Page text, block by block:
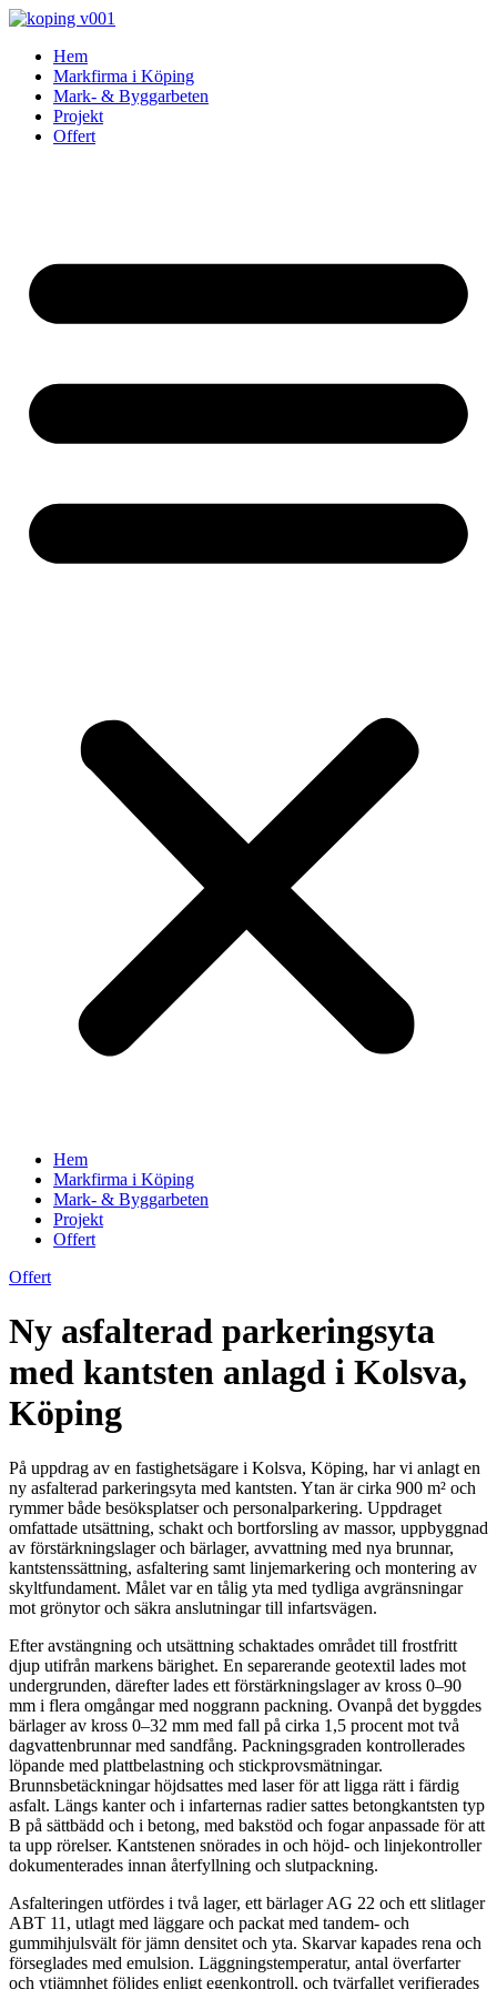
Skip
contentHem
Markfirma i Köping
Mark- & Byggarbeten
Projekt
Offert
Hem
Markfirma i Köping
Mark- & Byggarbeten
Projekt
Offert
Offert
Ny asfalterad parkeringsyta
med kantsten anlagd i Kolsva,
Köping
På uppdrag av en fastighetsägare i Kolsva, Köping, har vi anlagt en
ny asfalterad parkeringsyta med kantsten. Ytan är cirka 900 m² och
rymmer både besöksplatser och personalparkering. Uppdraget
omfattade utsättning, schakt och bortforsling av massor, uppbyggnad
av förstärkningslager och bärlager, avvattning med nya brunnar,
kantstenssättning, asfaltering samt linjemarkering och montering av
skyltfundament. Målet var en tålig yta med tydliga avgränsningar
mot grönytor och säkra anslutningar till infartsvägen.
Efter avstängning och utsättning schaktades området till frostfritt
djup utifrån markens bärighet. En separerande geotextil lades mot
undergrunden, därefter lades ett förstärkningslager av kross 0–90
mm i flera omgångar med noggrann packning. Ovanpå det byggdes
bärlager av kross 0–32 mm med fall på cirka 1,5 procent mot två
dagvattenbrunnar med sandfång. Packningsgraden kontrollerades
löpande med plattbelastning och stickprovsmätningar.
Brunnsbetäckningar höjdsattes med laser för att ligga rätt i färdig
asfalt. Längs kanter och i infarternas radier sattes betongkantsten typ
B på sättbädd och i betong, med bakstöd och fogar anpassade för att
ta upp rörelser. Kantstenen snörades in och höjd- och linjekontroller
dokumenterades innan återfyllning och slutpackning.
Asfalteringen utfördes i två lager, ett bärlager AG 22 och ett slitlager
ABT 11, utlagt med läggare och packat med tandem- och
gummihjulsvält för jämn densitet och yta. Skarvar kapades rena och
förseglades med emulsion. Läggningstemperatur, antal överfarter
och ytjämnhet följdes enligt egenkontroll, och tvärfallet verifierades